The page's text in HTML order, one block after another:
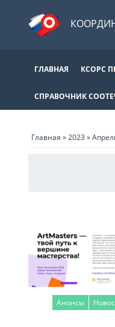
ГЛАВНАЯ КСОРС
СПРАВОЧНИК
Главная »2023 »
Анонсы